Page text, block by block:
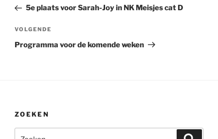
bericht
5e plaats voor Sarah-Joy in NK Meisjes cat D
Volgend
bericht
VOLGENDE
Programma voor de komende weken
ZOEKEN